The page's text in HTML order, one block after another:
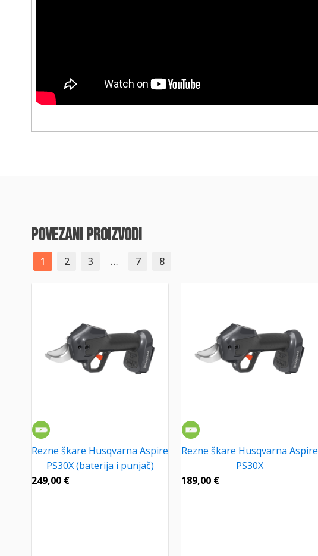
povezani proizvodi
1 2 3 … 7 8
Rezne škare Husqvarna Aspire
PS30X (baterija i punjač)
249,00 €
Rezne škare Husqvarna Aspire
PS30X
189,00 €